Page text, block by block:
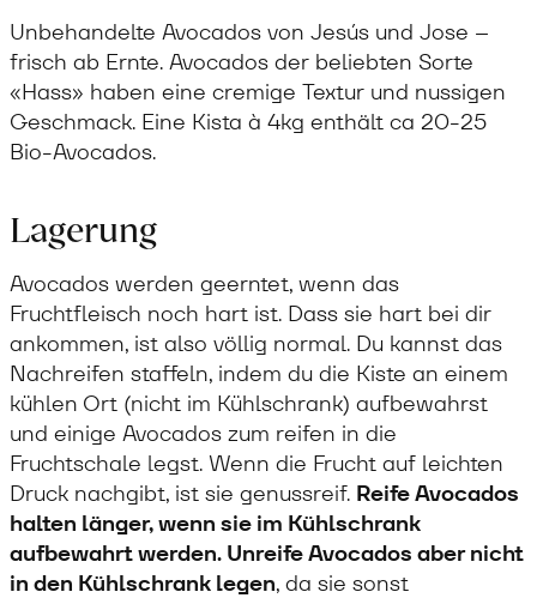
Unbehandelte Avocados von Jesús und Jose –
frisch ab Ernte. Avocados der beliebten Sorte
«Hass» haben eine cremige Textur und nussigen
Geschmack. Eine Kista à 4kg enthält ca 20-25
Bio-Avocados.
Lagerung
Avocados werden geerntet, wenn das
Fruchtfleisch noch hart ist. Dass sie hart bei dir
ankommen, ist also völlig normal. Du kannst das
Nachreifen staffeln, indem du die Kiste an einem
kühlen Ort (nicht im Kühlschrank) aufbewahrst
und einige Avocados zum reifen in die
Fruchtschale legst. Wenn die Frucht auf leichten
Druck nachgibt, ist sie genussreif. Reife Avocados
halten länger, wenn sie im Kühlschrank
aufbewahrt werden. Unreife Avocados aber nicht
in den Kühlschrank legen, da sie sonst